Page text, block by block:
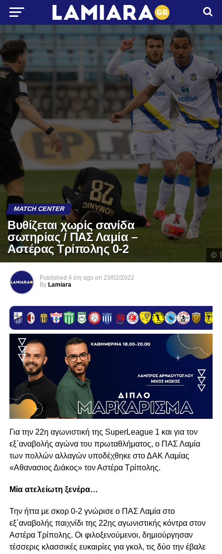
MATCH CENTER
Βυθίζεται χωρίς σανίδα
σωτηρίας / ΠΑΣ Λαμία –
Αστέρας Τρίπολης 0-2
Published 4 έτη ago on 23/02/2022
By Lamiara
Για την 22η αγωνιστική της SuperLeague 1 και για τον
εξ΄αναβολής αγώνα του πρωταθλήματος, ο ΠΑΣ Λαμία
των πολλών αλλαγών υποδέχθηκε στο ΔΑΚ Λαμίας
«Αθανασιος Διάκος» τον Αστέρα Τρίπολης.
Μία ατελείωτη ξενέρα…
Την ήττα με σκορ 0-2 γνώρισε ο ΠΑΣ Λαμία στο
εξ΄αναβολής παιχνίδι της 22ης αγωνιστικής κόντρα στον
Αστέρα Τρίπολης. Οι φιλοξενούμενοι, δημιούργησαν
τέσσερις κλασσικές ευκαιρίες για γκολ, τις δύο την έβαλε